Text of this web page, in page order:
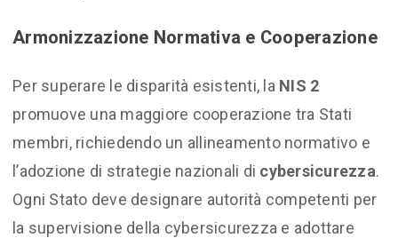
Armonizzazione Normativa e Cooperazione
Per superare le disparità esistenti, la NIS 2
promuove una maggiore cooperazione tra Stati
membri, richiedendo un allineamento normativo e
l’adozione di strategie nazionali di cybersicurezza.
Ogni Stato deve designare autorità competenti per
la supervisione della cybersicurezza e adottare